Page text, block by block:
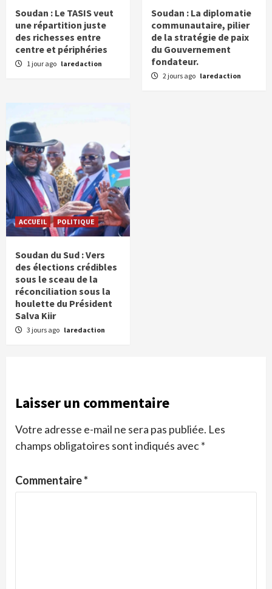
Soudan : Le TASIS veut
une répartition juste
des richesses entre
centre et périphéries
1 jour ago laredaction
Soudan : La diplomatie
communautaire, pilier
de la stratégie de paix
du Gouvernement
fondateur.
2 jours ago laredaction
ACCUEIL POLITIQUE
Soudan du Sud : Vers
des élections crédibles
sous le sceau de la
réconciliation sous la
houlette du Président
Salva Kiir
3 jours ago laredaction
Laisser un commentaire
Votre adresse e-mail ne sera pas publiée. Les
champs obligatoires sont indiqués avec*
Commentaire*